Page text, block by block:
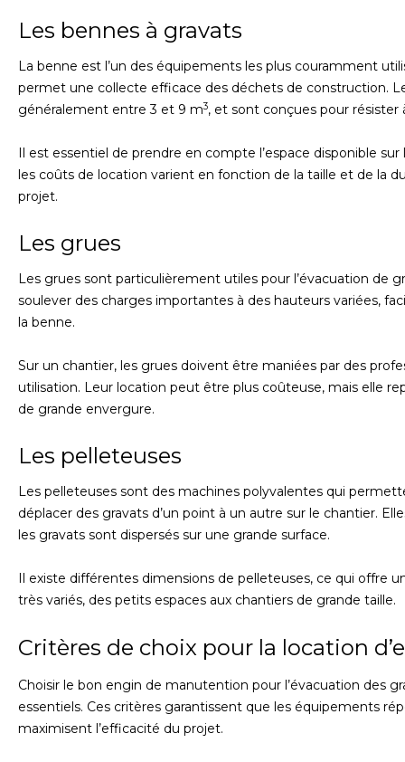
Les bennes à gravats
La benne est l’un des équipements les plus couramment
permet une collecte efficace des déchets de construction.
généralement entre 3 et 9 m3, et sont conçues pour résister
Il est essentiel de prendre en compte l’espace disponible
les coûts de location varient en fonction de la taille et de la
projet.
Les grues
Les grues sont particulièrement utiles pour l’évacuation de
soulever des charges importantes à des hauteurs variées,
la benne.
Sur un chantier, les grues doivent être maniées par des
utilisation. Leur location peut être plus coûteuse, mais elle
de grande envergure.
Les pelleteuses
Les pelleteuses sont des machines polyvalentes qui
déplacer des gravats d’un point à un autre sur le chantier.
les gravats sont dispersés sur une grande surface.
Il existe différentes dimensions de pelleteuses, ce qui offre
très variés, des petits espaces aux chantiers de grande taille.
Critères de choix pour la location
Choisir le bon engin de manutention pour l’évacuation des
essentiels. Ces critères garantissent que les équipements
maximisent l’efficacité du projet.